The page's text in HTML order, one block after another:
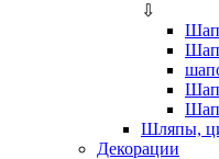
⇩
Шляпы,
Декорации